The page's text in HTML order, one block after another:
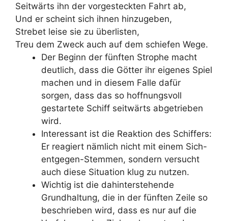
Seitwärts ihn der vorgesteckten Fahrt ab,
Und er scheint sich ihnen hinzugeben,
Strebet leise sie zu überlisten,
Treu dem Zweck auch auf dem schiefen Wege.
Der Beginn der fünften Strophe macht
deutlich, dass die Götter ihr eigenes Spiel
machen und in diesem Falle dafür
sorgen, dass das so hoffnungsvoll
gestartete Schiff seitwärts abgetrieben
wird.
Interessant ist die Reaktion des Schiffers:
Er reagiert nämlich nicht mit einem Sich-
entgegen-Stemmen, sondern versucht
auch diese Situation klug zu nutzen.
Wichtig ist die dahinterstehende
Grundhaltung, die in der fünften Zeile so
beschrieben wird, dass es nur auf die